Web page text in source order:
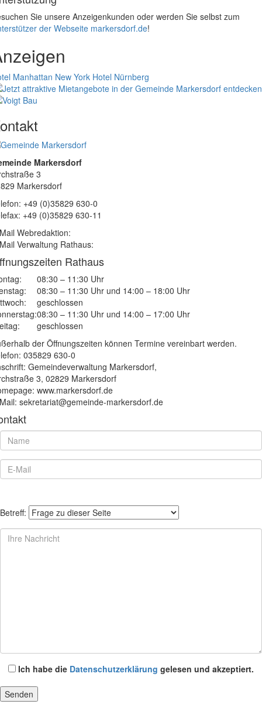
Sie unsere Anzeigenkunden oder werden Sie selbst zum
der Webseite markersdorf.de!
Manhattan New York Hotel Nürnberg
Markersdorf
3
Markersdorf
+49 (0)35829 630-0
+49 (0)35829 630-11
Webredaktion:
Verwaltung Rathaus:
Rathaus
08:30 – 11:30 Uhr
08:30 – 11:30 Uhr und 14:00 – 18:00 Uhr
geschlossen
08:30 – 11:30 Uhr und 14:00 – 17:00 Uhr
geschlossen
der Öffnungszeiten können Termine vereinbart werden.
035829 630-0
Gemeindeverwaltung Markersdorf,
3, 02829 Markersdorf
www.markersdorf.de
sekretariat@gemeinde-markersdorf.de
Betreff:
Ich habe die Datenschutzerklärung gelesen und akzeptiert.